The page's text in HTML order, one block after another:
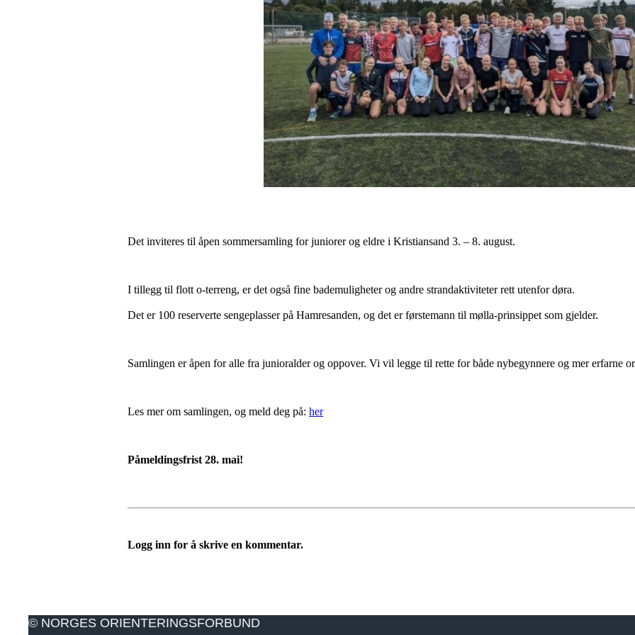
Det inviteres til åpen sommersamling for juniorer og eldre i Kristiansand 3. – 8. august.
I tillegg til flott o-terreng, er det også fine bademuligheter og andre strandaktiviteter rett utenfor døra.
Det er 100 reserverte sengeplasser på Hamresanden, og det er førstemann til mølla-prinsippet som gjelder.
Samlingen er åpen for alle fra junioralder og oppover. Vi vil legge til rette for både nybegynnere og mer erfarne
Les mer om samlingen, og meld deg på: her
Påmeldingsfrist 28. mai!
Logg inn for å skrive en kommentar.
© NORGES ORIENTERINGSFORBUND